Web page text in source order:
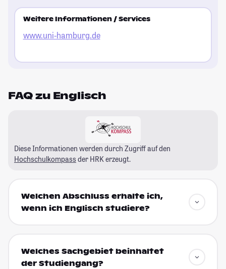
Weitere Informationen / Services
www.uni-hamburg.de
FAQ zu Englisch
Diese Informationen werden durch Zugriff auf den
Hochschulkompass der HRK erzeugt.
Welchen Abschluss erhalte ich,
wenn ich Englisch studiere?
Welches Sachgebiet beinhaltet
der Studiengang?